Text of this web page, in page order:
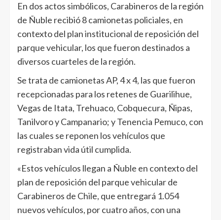
En dos actos simbólicos, Carabineros de la región
de Ñuble recibió 8 camionetas policiales, en
contexto del plan institucional de reposición del
parque vehicular, los que fueron destinados a
diversos cuarteles de la región.
Se trata de camionetas AP, 4 x 4, las que fueron
recepcionadas para los retenes de Guarilihue,
Vegas de Itata, Trehuaco, Cobquecura, Ñipas,
Tanilvoro y Campanario; y Tenencia Pemuco, con
las cuales se reponen los vehículos que
registraban vida útil cumplida.
«Estos vehículos llegan a Ñuble en contexto del
plan de reposición del parque vehicular de
Carabineros de Chile, que entregará 1.054
nuevos vehículos, por cuatro años, con una